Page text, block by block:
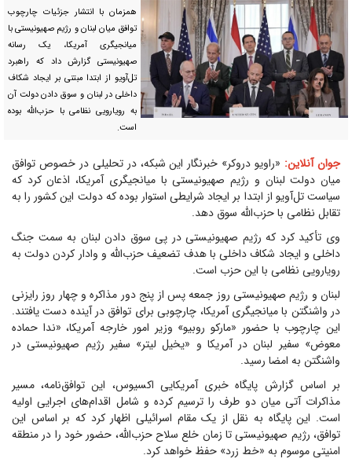
همزمان با انتشار جزئیات چارچوب
توافق میان لبنان و رژیم صهیونیستی با
میانجیگری آمریکا، یک رسانه
صهیونیستی گزارش داد که راهبرد
تل‌آویو از ابتدا مبتنی بر ایجاد شکاف
داخلی در لبنان و سوق دادن دولت آن
به رویارویی نظامی با حزب‌الله بوده
است.
جوان آنلاین: «راویو دروکر» خبرنگار این شبکه، در تحلیلی در خصوص توافق
میان دولت لبنان و رژیم صهیونیستی با میانجیگری آمریکا، اذعان کرد که
سیاست تل‌آویو از ابتدا بر ایجاد شرایطی استوار بوده که دولت این کشور را به
تقابل نظامی با حزب‌الله سوق دهد.
وی تأکید کرد که رژیم صهیونیستی در پی سوق دادن لبنان به سمت جنگ
داخلی و ایجاد شکاف داخلی با هدف تضعیف حزب‌الله و وادار کردن دولت به
رویارویی نظامی با این حزب است.
لبنان و رژیم صهیونیستی روز جمعه پس از پنج دور مذاکره و چهار روز رایزنی
در واشنگتن با میانجیگری آمریکا، چارچوبی برای توافق در آینده دست یافتند.
این چارچوب با حضور «مارکو روبیو» وزیر امور خارجه آمریکا، «ندا حماده
معوض» سفیر لبنان در آمریکا و «یخیل لیتر» سفیر رژیم صهیونیستی در
واشنگتن به امضا رسید.
بر اساس گزارش پایگاه خبری آمریکایی اکسیوس، این توافق‌نامه، مسیر
مذاکرات آتی میان دو طرف را ترسیم کرده و شامل اقدام‌های اجرایی اولیه
است. این پایگاه به نقل از یک مقام اسرائیلی اظهار کرد که بر اساس این
توافق، رژیم صهیونیستی تا زمان خلع سلاح حزب‌الله، حضور خود را در منطقه
امنیتی موسوم به «خط زرد» حفظ خواهد کرد.